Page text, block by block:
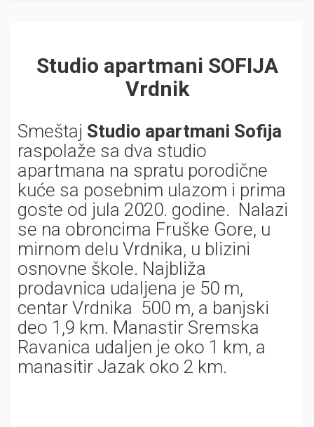
Studio apartmani SOFIJA
Vrdnik
Smeštaj Studio apartmani Sofija
raspolaže sa dva studio
apartmana na spratu porodične
kuće sa posebnim ulazom i prima
goste od jula 2020. godine. Nalazi
se na obroncima Fruške Gore, u
mirnom delu Vrdnika, u blizini
osnovne škole. Najbliža
prodavnica udaljena je 50 m,
centar Vrdnika 500 m, a banjski
deo 1,9 km. Manastir Sremska
Ravanica udaljen je oko 1 km, a
manasitir Jazak oko 2 km.